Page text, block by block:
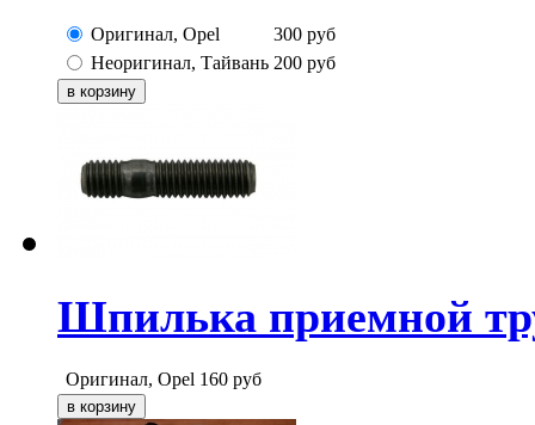
Оригинал, Opel 300 руб
Неоригинал, Тайвань 200 руб
Шпилька приемной
Оригинал, Opel 160 руб